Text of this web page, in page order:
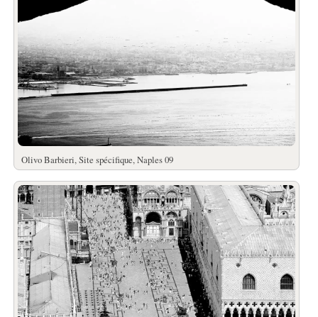
Olivo Barbieri, Site spécifique, Naples 09